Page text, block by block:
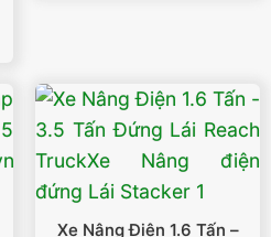
Xe Nâng Điện 1.6 Tấn –